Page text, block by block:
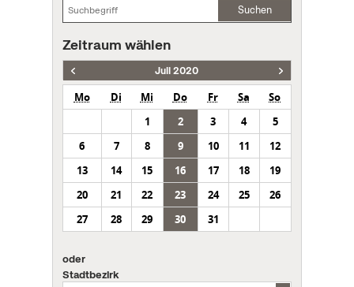
Suchen
Zeitraum wählen
Juli 2020
Mo Di Mi Do Fr Sa
So
1
2 3 4
5
6
7 8 9 10 11
12
13
14 15 16 17 18
19
20
21 22 23 24 25
26
27
28 29 30 31
oder
Stadtbezirk